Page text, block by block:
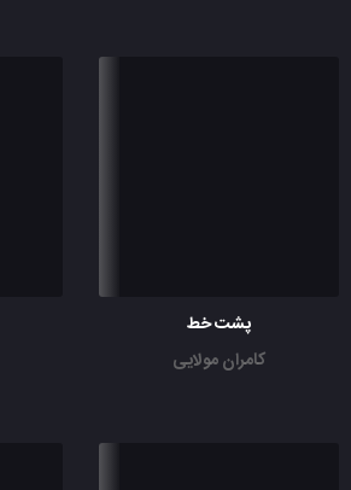
پشت خط
کامران مولایی